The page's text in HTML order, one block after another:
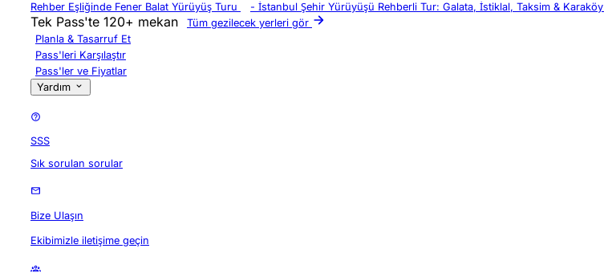
Rehber Eşliğinde Fener Balat Yürüyüş Turu
- İstanbul Şehir Yürüyüşü Rehberli Tur: Galata, İstiklal, Taksim & Karaköy
Tek Pass'te 120+ mekan
Tüm gezilecek yerleri gör
Planla & Tasarruf Et
Pass'leri Karşılaştır
Pass'ler ve Fiyatlar
Yardım
SSS
Sık sorulan sorular
Bize Ulaşın
Ekibimizle iletişime geçin